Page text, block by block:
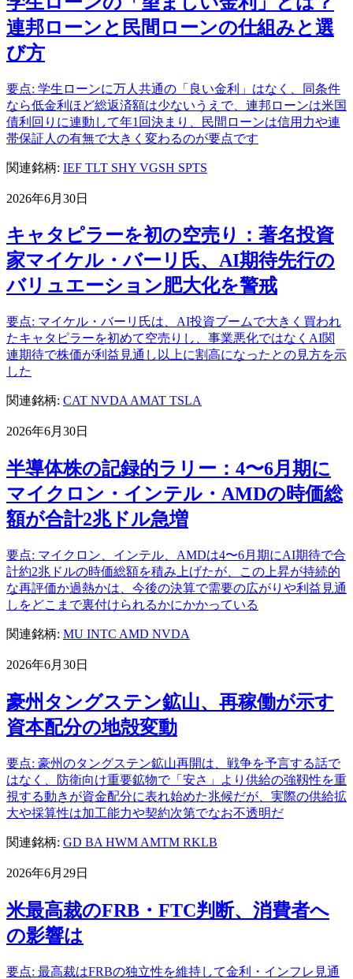
連邦ローンと民間ローンの仕組みと選
び方
要点: 学生ローンに万人共通の「良い金利」はなく、同条件
なら低金利ほど総返済額は少ないうえで、連邦ローンは米国
債利回りに連動して年1回決まり、民間ローンは信用力や連
帯保証人の有無で大きく変わるのが要点です
関連銘柄: IEF TLT SHY VGSH SPTS
2026年6月30日
キャタピラーを初の空売り：著名投資
家マイケル・バーリ氏、AI期待先行の
バリュエーション肥大化を警戒
要点: マイケル・バーリ氏は、AI投資ブームで大きく買われ
たキャタピラーを初めて空売りし、事業悪化ではなくAI関
連期待で株価が利益見通し以上に割高になったとの見方を示
した
関連銘柄: CAT NVDA AMAT TSLA
2026年6月30日
半導体株の記録的ラリー：4〜6月期に
マイクロン・インテル・AMDの時価総
額が合計2兆ドル急増
要点: マイクロン、インテル、AMDは4〜6月期にAI期待で合
計約2兆ドルの時価総額を積み上げたが、この上昇が持続的
な再評価か過熱かは、今後の決算で需要の広がりや利益見通
しをどこまで裏付けられるかにかかっている
関連銘柄: MU INTC AMD NVDA
2026年6月30日
豪州タングステン鉱山、再稼働が示す
資本配分の地殻変動
要点: 豪州のタングステン鉱山再開は、戦争を予言する話で
はなく、防衛向け重要鉱物で「安さ」より供給の強靱性を重
視する動きが資金配分に表れ始めた兆候だが、実際の供給拡
大や採算性は加工能力や契約次第でなお不透明だ
関連銘柄: GD BA HWM AMTM RKLB
2026年6月29日
米最高裁のFRB・FTC判断、消費者へ
の影響は
要点: 最高裁はFRBの独立性を維持して金利・インフレ見通